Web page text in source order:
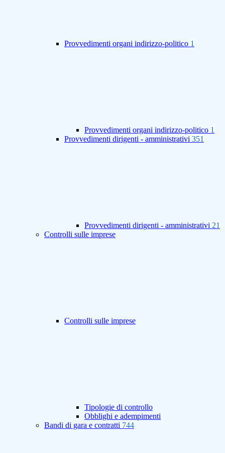
Provvedimenti organi indirizzo-politico 1
Provvedimenti organi indirizzo-politico 1
Provvedimenti dirigenti - amministrativi 351
Provvedimenti dirigenti - amministrativi 21
Controlli sulle imprese
Controlli sulle imprese
Tipologie di controllo
Obblighi e adempimenti
Bandi di gara e contratti 744